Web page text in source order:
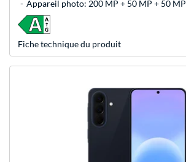
Appareil photo: 200 MP + 50 MP + 50 MP
Fiche technique du produit